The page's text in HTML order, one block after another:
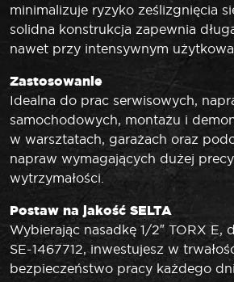
minimalizuje ryzyko ześlizgnięcia
solidna konstrukcja zapewnia
nawet przy intensywnym
Zastosowanie
Idealna do prac serwisowych,
samochodowych, montażu i
w warsztatach, garażach oraz
napraw wymagających dużej
wytrzymałości.
Postaw na jakość SELTA
Wybierając nasadkę 1/2″ TORX E,
SE-1467712, inwestujesz w
bezpieczeństwo pracy każdego